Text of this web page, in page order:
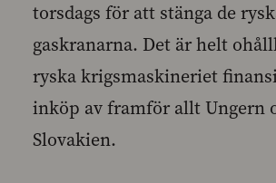
torsdags för att stänga de
gaskranarna. Det är helt
ryska krigsmaskineriet
inköp av framför allt Ungern
Slovakien.